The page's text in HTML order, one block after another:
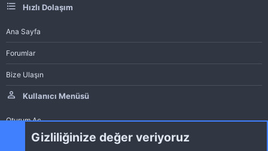
Hızlı Dolaşım
Ana Sayfa
Forumlar
Bize Ulaşın
Kullanıcı Menüsü
Oturum Aç
Gizliliğinize değer veriyoruz